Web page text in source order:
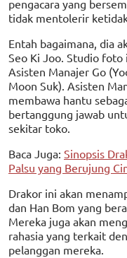
pengacara yang
tidak mentolerir
Entah bagaimana, dia
Seo Ki Joo. Studio
Asisten Manajer Go
Moon Suk). Asisten
membawa hantu
bertanggung jawab
sekitar toko.
Baca Juga: Sinopsis
Palsu yang Berujung
Drakor ini akan
dan Han Bom yang
Mereka juga akan
rahasia yang terkait
pelanggan mereka.